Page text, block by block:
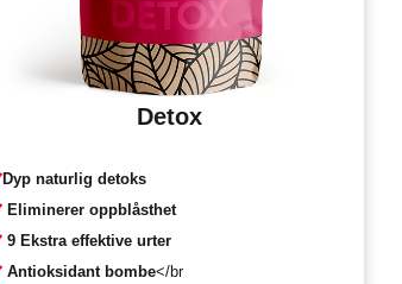
Detox
Dyp naturlig detoks
Eliminerer oppblåsthet
9 Ekstra effektive urter
Antioksidant bombe</br